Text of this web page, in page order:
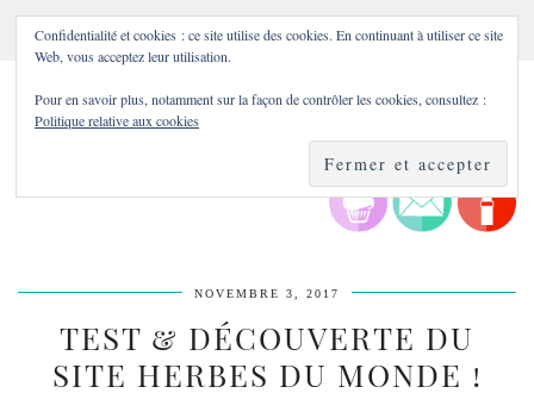
NOVEMBRE 3, 2017
TEST & DÉCOUVERTE DU
SITE HERBES DU MONDE !
Confidentialité et cookies : ce site utilise des cookies. En continuant à utiliser ce site
Web, vous acceptez leur utilisation.
Pour en savoir plus, notamment sur la façon de contrôler les cookies, consultez :
Politique relative aux cookies